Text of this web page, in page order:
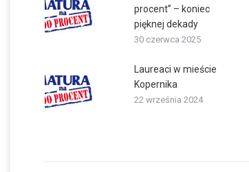
procent” – koniec
pięknej dekady
30 czerwca 2025
Laureaci w mieście
Kopernika
22 września 2024